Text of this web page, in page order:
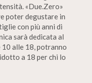
«Due.Zero»
poter degustare in
con più anni di
sarà dedicata al
10 alle 18, potranno
a 18 per chi lo